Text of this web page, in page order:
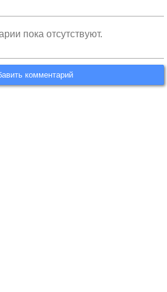
пока отсутствуют.
комментарий